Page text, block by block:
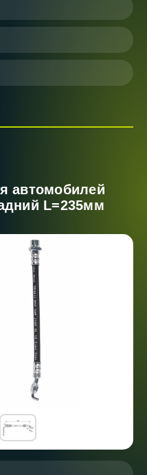
автомобилей
L=235мм